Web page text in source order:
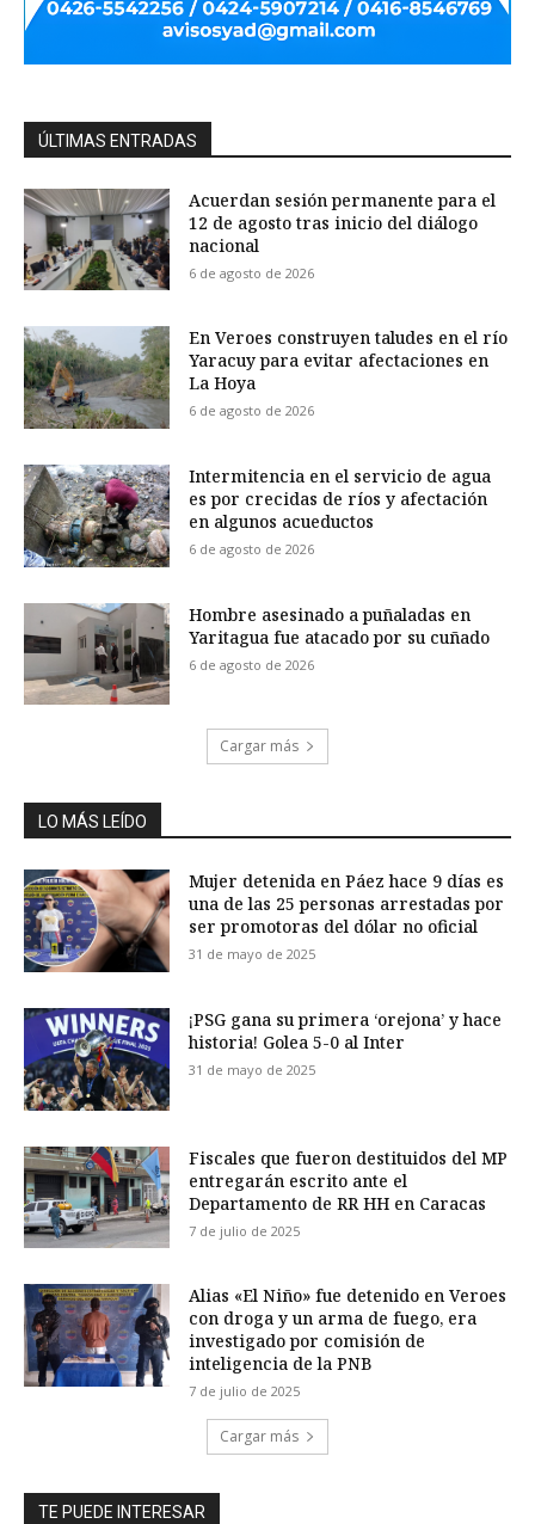
ÚLTIMAS ENTRADAS
Acuerdan sesión permanente para el
12 de agosto tras inicio del diálogo
nacional
6 de agosto de 2026
En Veroes construyen taludes en el río
Yaracuy para evitar afectaciones en
La Hoya
6 de agosto de 2026
Intermitencia en el servicio de agua
es por crecidas de ríos y afectación
en algunos acueductos
6 de agosto de 2026
Hombre asesinado a puñaladas en
Yaritagua fue atacado por su cuñado
6 de agosto de 2026
Cargar más
LO MÁS LEÍDO
Mujer detenida en Páez hace 9 días es
una de las 25 personas arrestadas por
ser promotoras del dólar no oficial
31 de mayo de 2025
¡PSG gana su primera ‘orejona’ y hace
historia! Golea 5-0 al Inter
31 de mayo de 2025
Fiscales que fueron destituidos del MP
entregarán escrito ante el
Departamento de RR HH en Caracas
7 de julio de 2025
Alias «El Niño» fue detenido en Veroes
con droga y un arma de fuego, era
investigado por comisión de
inteligencia de la PNB
7 de julio de 2025
Cargar más
TE PUEDE INTERESAR